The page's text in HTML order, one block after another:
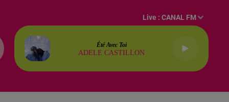
Live :CANAL FM
Été Avec Toi
ADELE CASTILLON